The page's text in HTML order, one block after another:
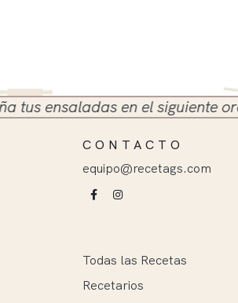
en el siguiente orden:
CONTACTO
equipo@recetags.com
Todas las Recetas
Recetarios